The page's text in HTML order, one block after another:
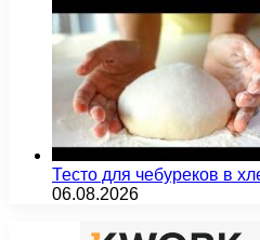
Тесто для чебуреков в
06.08.2026